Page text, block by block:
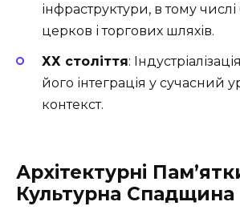
інфраструктури, в тому
церков і торгових шляхів.
ХХ століття:
його інтеграція у сучасний
контекст.
Архітектурні
Культурна Спадщина